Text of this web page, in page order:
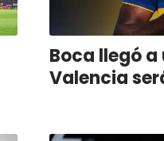
Boca llegó a
Valencia